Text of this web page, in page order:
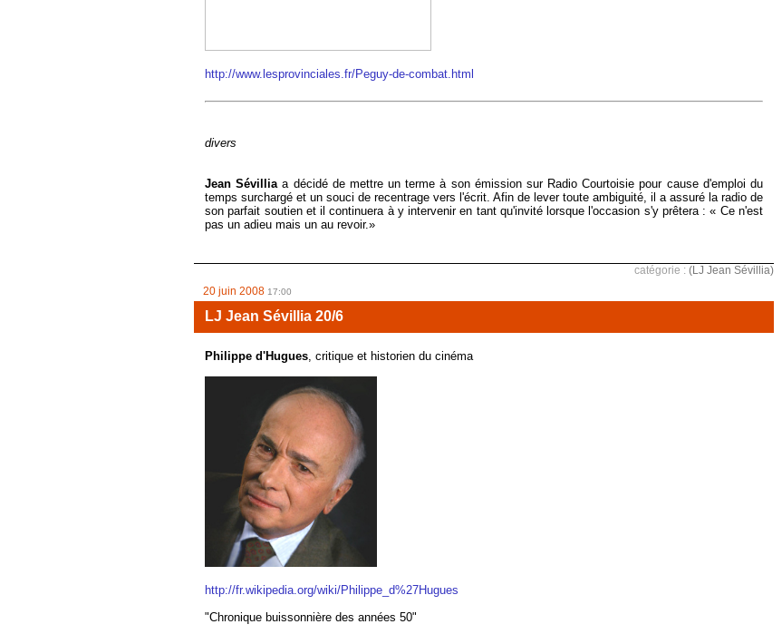
http://www.lesprovinciales.fr/Peguy-de-combat.html
divers
Jean Sévillia a décidé de mettre un terme à son émission sur Radio Courtoisie pour cause d'emploi du
temps surchargé et un souci de recentrage vers l'écrit. Afin de lever toute ambiguité, il a assuré la radio de
son parfait soutien et il continuera à y intervenir en tant qu'invité lorsque l'occasion s'y prêtera : « Ce n'est
pas un adieu mais un au revoir.»
catégorie : (LJ Jean Sévillia)
20 juin 2008 17:00
LJ Jean Sévillia 20/6
Philippe d'Hugues , critique et historien du cinéma
http://fr.wikipedia.org/wiki/Philippe_d%27Hugues
"Chronique buissonnière des années 50"